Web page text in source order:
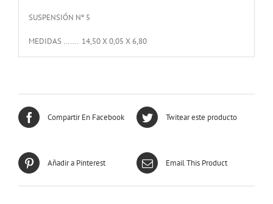
SUSPENSIÓN Nº 5
MEDIDAS ……. 14,50 X 0,05 X 6,80
Compartir En Facebook Twitear este producto
Añadir a Pinterest Email This Product